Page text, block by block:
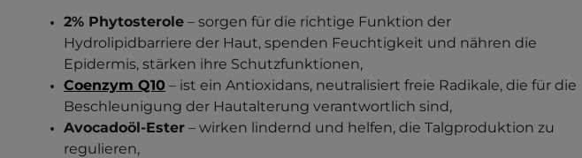
2% Phytosterole – sorgen für die richtige Funktion der
Hydrolipidbarriere der Haut, spenden Feuchtigkeit und nähren die
Epidermis, stärken ihre Schutzfunktionen,
Coenzym Q10 – ist ein Antioxidans, neutralisiert freie Radikale, die für die
Beschleunigung der Hautalterung verantwortlich sind,
Avocadoöl-Ester – wirken lindernd und helfen, die Talgproduktion zu
regulieren,